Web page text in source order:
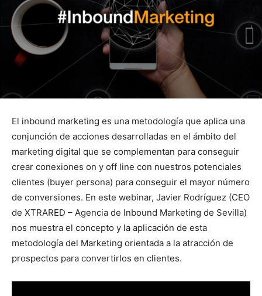
El inbound marketing es una metodología que aplica una
conjunción de acciones desarrolladas en el ámbito del
marketing digital que se complementan para conseguir
crear conexiones on y off line con nuestros potenciales
clientes (buyer persona) para conseguir el mayor número
de conversiones. En este webinar, Javier Rodríguez (CEO
de XTRARED – Agencia de Inbound Marketing de Sevilla)
nos muestra el concepto y la aplicación de esta
metodología del Marketing orientada a la atracción de
prospectos para convertirlos en clientes.